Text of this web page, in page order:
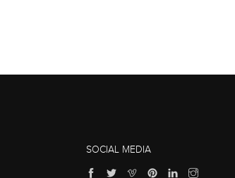
SOCIAL MEDIA